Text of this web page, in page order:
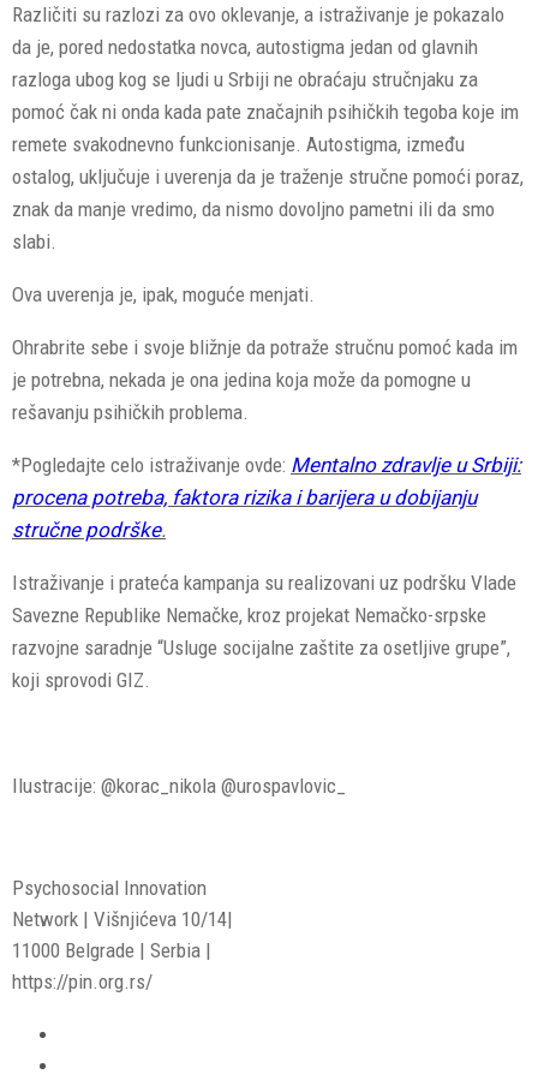
Različiti su razlozi za ovo oklevanje, a istraživanje je pokazalo
da je, pored nedostatka novca, autostigma jedan od glavnih
razloga ubog kog se ljudi u Srbiji ne obraćaju stručnjaku za
pomoć čak ni onda kada pate značajnih psihičkih tegoba koje im
remete svakodnevno funkcionisanje. Autostigma, između
ostalog, uključuje i uverenja da je traženje stručne pomoći poraz,
znak da manje vredimo, da nismo dovoljno pametni ili da smo
slabi.
Ova uverenja je, ipak, moguće menjati.
Ohrabrite sebe i svoje bližnje da potraže stručnu pomoć kada im
je potrebna, nekada je ona jedina koja može da pomogne u
rešavanju psihičkih problema.
*Pogledajte celo istraživanje ovde: Mentalno zdravlje u Srbiji:
procena potreba, faktora rizika i barijera u dobijanju
stručne podrške.
Istraživanje i prateća kampanja su realizovani uz podršku Vlade
Savezne Republike Nemačke, kroz projekat Nemačko-srpske
razvojne saradnje “Usluge socijalne zaštite za osetljive grupe”,
koji sprovodi GIZ.
Ilustracije: @korac_nikola @urospavlovic_
Psychosocial Innovation
Network | Višnjićeva 10/14|
11000 Belgrade | Serbia |
https://pin.org.rs/